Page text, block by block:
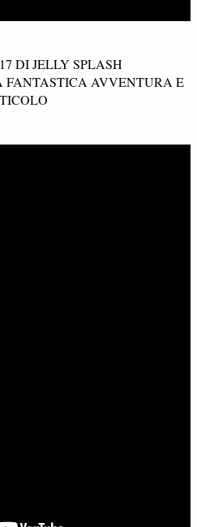
DI JELLY SPLASH
FANTASTICA AVVENTURA E